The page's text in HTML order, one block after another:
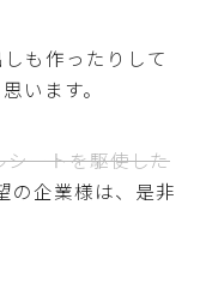
も作ったりして
います。
シートを駆使した
の企業様は、是非